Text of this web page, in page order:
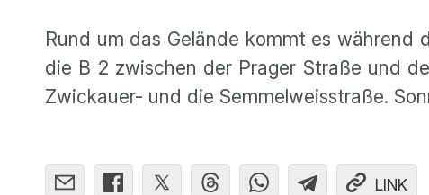
Rund um das Gelände kommt es während
die B 2 zwischen der Prager Straße und
Zwickauer- und die Semmelweisstraße.
LINK